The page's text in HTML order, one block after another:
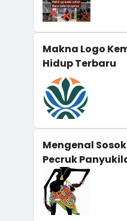
Makna Logo
Hidup Terbaru
Mengenal
Pecruk